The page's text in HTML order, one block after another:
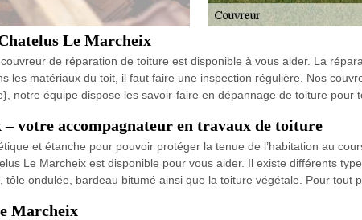
Le Marcheix
de réparation de toiture est disponible à vous aider. La
les matériaux du toit, il faut faire une inspection régulière. Nos
notre équipe dispose les savoir-faire en dépannage de toiture pour
votre accompagnateur en travaux de toiture
et étanche pour pouvoir protéger la tenue de l’habitation au
Le Marcheix est disponible pour vous aider. Il existe différents
tôle ondulée, bardeau bitumé ainsi que la toiture végétale. Pour tout
Marcheix